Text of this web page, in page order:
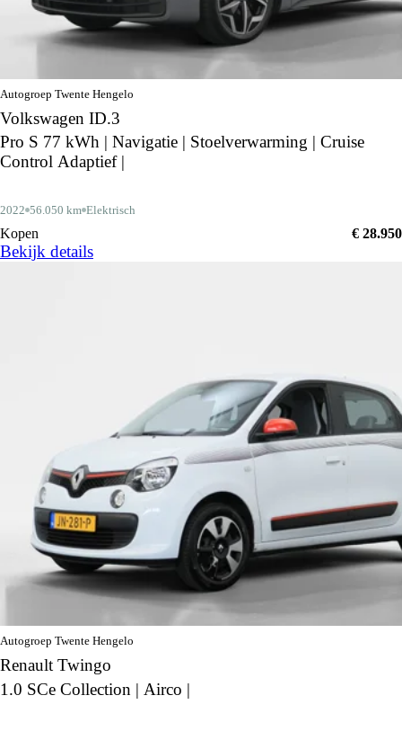
Autogroep Twente Hengelo
Volkswagen ID.3
Pro S 77 kWh | Navigatie | Stoelverwarming | Cruise
Control Adaptief |
2022 56.050 km Elektrisch
Kopen € 28.950
Bekijk details
Autogroep Twente Hengelo
Renault Twingo
1.0 SCe Collection | Airco |